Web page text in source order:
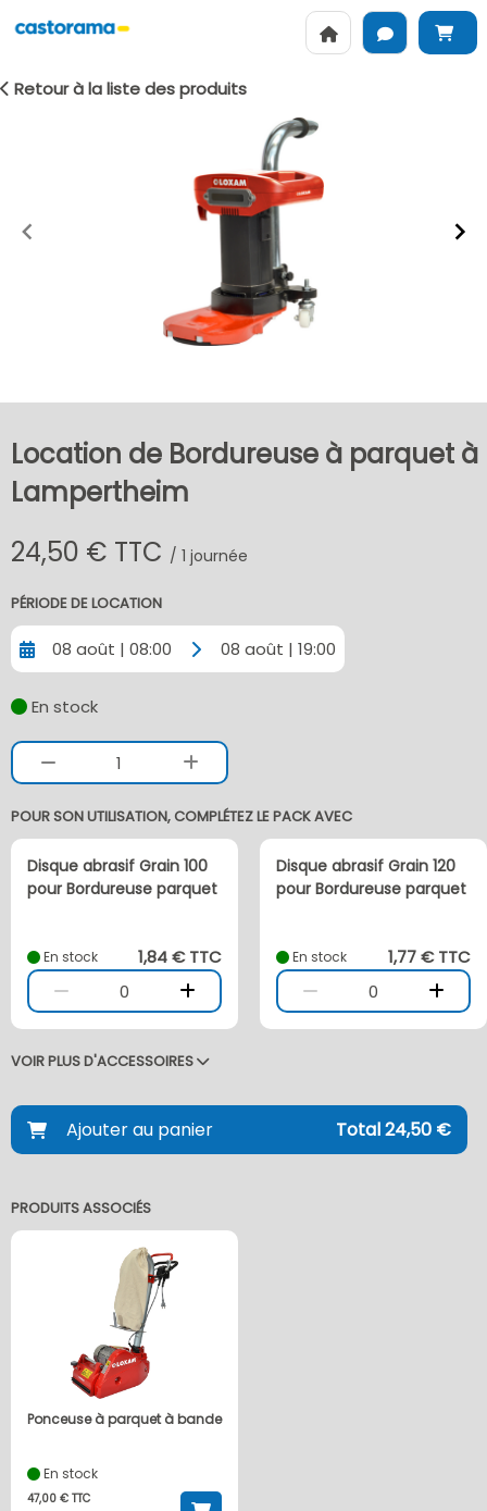
Retour à la liste des produits
Location de Bordureuse à parquet à
Lampertheim
24,50 € TTC / 1 journée
PÉRIODE DE LOCATION
08 août | 08:00 08 août | 19:00
En stock
1
POUR SON UTILISATION, COMPLÉTEZ LE PACK AVEC
Disque abrasif Grain 100
pour Bordureuse parquet
En stock
1,84 € TTC
0
Disque abrasif Grain 120
pour Bordureuse parquet
En stock
1,77 € TTC
0
VOIR PLUS D'ACCESSOIRES
Ajouter au panier Total 24,50 €
PRODUITS ASSOCIÉS
Ponceuse à parquet à bande
En stock
47,00 € TTC